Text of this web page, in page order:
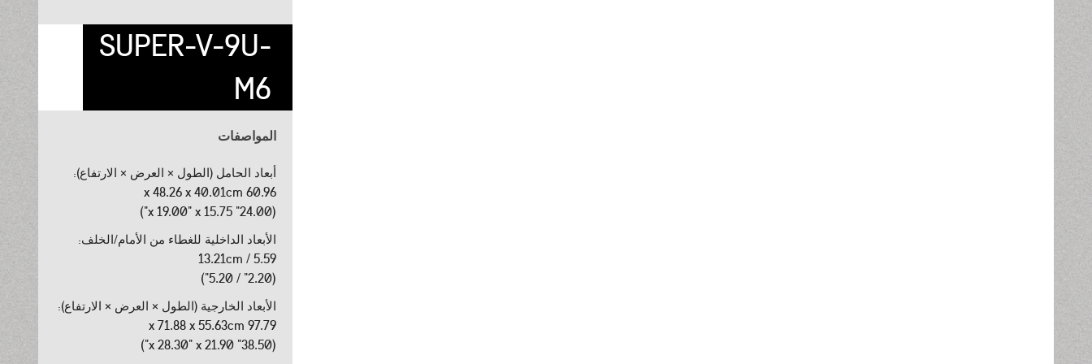
SUPER-V-9U-
M6
المواصفات
أبعاد الحامل (الطول × العرض × الارتفاع):
60.96 x 48.26 x 40.01cm
(24.00" x 19.00" x 15.75")
الأبعاد الداخلية للغطاء من الأمام/الخلف:
5.59 / 13.21cm
(2.20" / 5.20")
الأبعاد الخارجية (الطول × العرض × الارتفاع):
97.79 x 71.88 x 55.63cm
(38.50" x 28.30" x 21.90")